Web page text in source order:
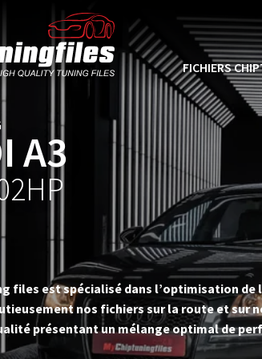
FICHIERS
A3
files est spécialisé dans l’optimisation
nos fichiers sur la route et sur
présentant un mélange optimal de